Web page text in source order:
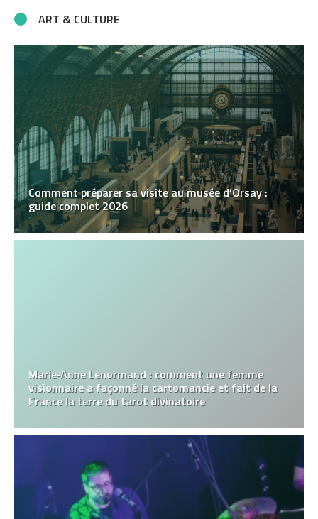
ART & CULTURE
Comment préparer sa visite au musée d’Orsay :
guide complet 2026
Marie‑Anne Lenormand : comment une femme
visionnaire a façonné la cartomancie et fait de la
France la terre du tarot divinatoire